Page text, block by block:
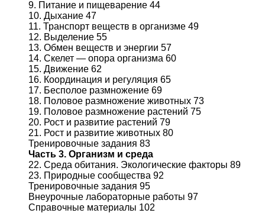
9. Питание и пищеварение 44
10. Дыхание 47
11. Транспорт веществ в организме 49
12. Выделение 55
13. Обмен веществ и энергии 57
14. Скелет — опора организма 60
15. Движение 62
16. Координация и регуляция 65
17. Бесполое размножение 69
18. Половое размножение животных 73
19. Половое размножение растений 75
20. Рост и развитие растений 79
21. Рост и развитие животных 80
Тренировочные задания 83
Часть 3. Организм и среда
22. Среда обитания. Экологические факторы 89
23. Природные сообщества 92
Тренировочные задания 95
Внеурочные лабораторные работы 97
Справочные материалы 102